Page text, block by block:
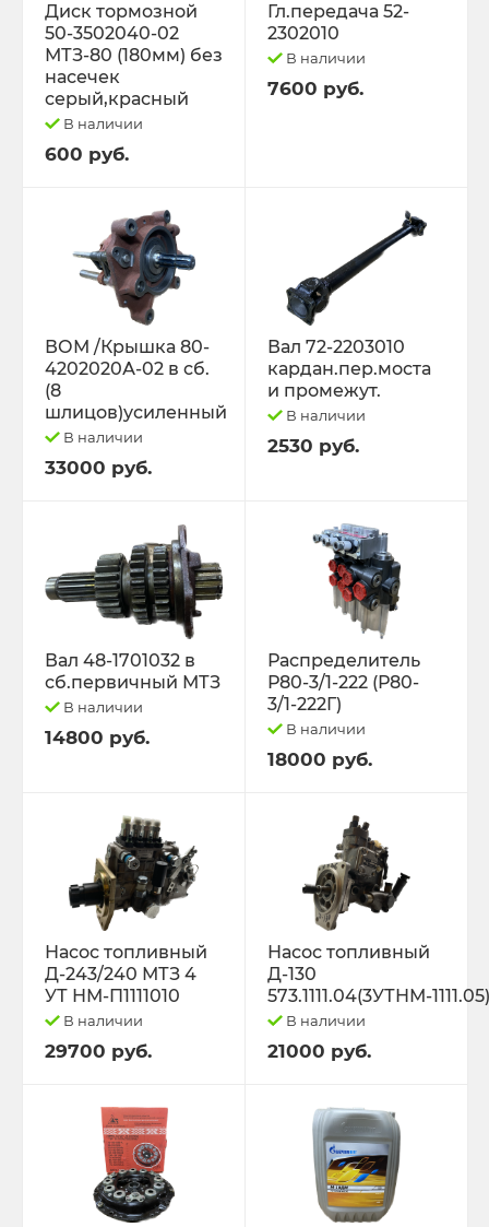
Диск тормозной
50-3502040-02
МТЗ-80 (180мм) без
насечек
серый,красный
В наличии
600 руб.
Гл.передача 52-
2302010
В наличии
7600 руб.
ВОМ /Крышка 80-
4202020А-02 в сб.
(8
шлицов)усиленный
В наличии
33000 руб.
Вал 72-2203010
кардан.пер.моста
и промежут.
В наличии
2530 руб.
Вал 48-1701032 в
сб.первичный МТЗ
В наличии
14800 руб.
Распределитель
Р80-3/1-222 (Р80-
3/1-222Г)
В наличии
18000 руб.
Насос топливный
Д-243/240 МТЗ 4
УТ НМ-П1111010
В наличии
29700 руб.
Насос топливный
Д-130
573.1111.04(3УТНМ-1111.05)
В наличии
21000 руб.